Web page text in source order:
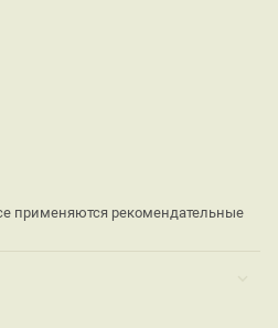
применяются рекомендательные